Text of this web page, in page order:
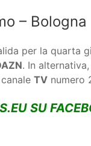
–
per la quarta
. In
TV numero
SU